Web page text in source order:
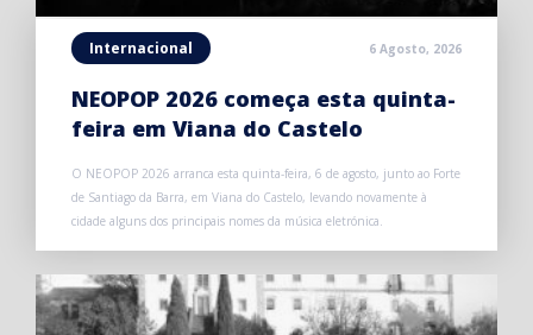
Internacional 6 Agosto, 2026
NEOPOP 2026 começa esta quinta-
feira em Viana do Castelo
O NEOPOP 2026 arranca esta quinta-feira, 6 de agosto, junto ao Forte
de Santiago da Barra, em Viana do Castelo, levando novamente à
cidade alguns dos principais nomes da música eletrónica.